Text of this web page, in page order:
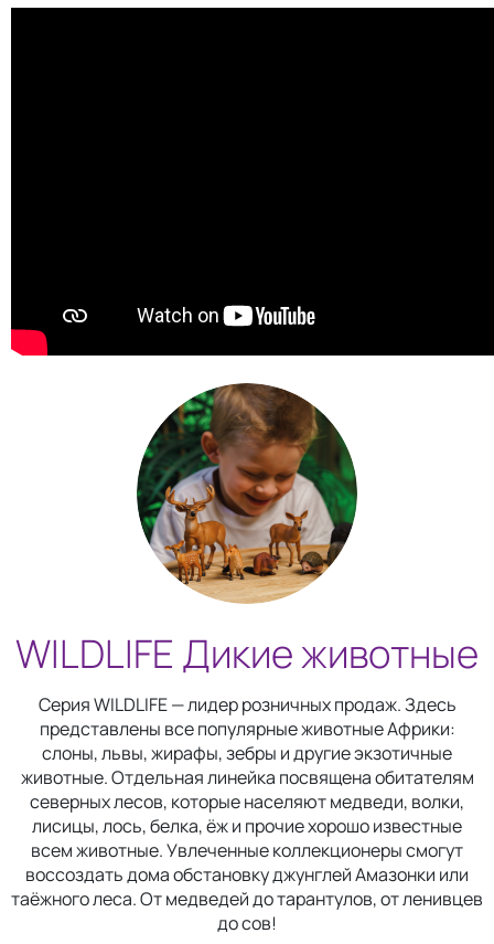
WILDLIFE Дикие животные
Серия WILDLIFE — лидер розничных продаж. Здесь
представлены все популярные животные Африки:
слоны, львы, жирафы, зебры и другие экзотичные
животные. Отдельная линейка посвящена обитателям
северных лесов, которые населяют медведи, волки,
лисицы, лось, белка, ёж и прочие хорошо известные
всем животные. Увлеченные коллекционеры смогут
воссоздать дома обстановку джунглей Амазонки или
таёжного леса. От медведей до тарантулов, от ленивцев
до сов!